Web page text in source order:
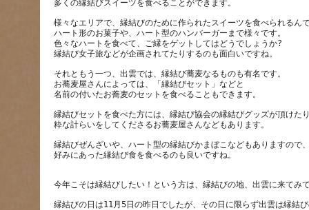
様々なエリアで、縁結びのために作られたスイーツを食べられるん
ハート形のお菓子や、ハート型のハンバーガーまで様々です。
色々なハートを食べて、ご縁をゲットしてはどうでしょうか?
それともう一つ、出雲では、縁結び蕎麦なるものも有名です。
お蕎麦屋さんによっては、「縁結びセット」などと
縁結びセットを食べた方には、縁結び協会の縁結びグッズが頂けた
縁結びぜんざいや、ハート型の縁結びかまぼこなどもありますので
縁結びの日は11月5日の昨日でしたが、その日に限らず出雲は縁結